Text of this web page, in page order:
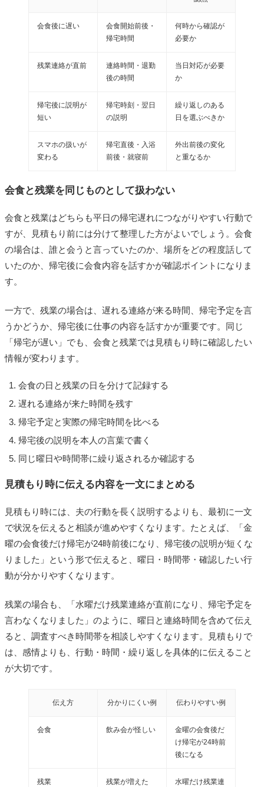
会食後に遅い
会食開始前後・
帰宅時間
何時から確認が
必要か
残業連絡が直前
連絡時間・退勤
後の時間
当日対応が必要
か
帰宅後に説明が
短い
帰宅時刻・翌日
の説明
繰り返しのある
日を選ぶべきか
スマホの扱いが
変わる
帰宅直後・入浴
前後・就寝前
外出前後の変化
と重なるか
会食と残業を同じものとして扱わない
会食と残業はどちらも平日の帰宅遅れにつながりやすい行動で
すが、見積もり前には分けて整理した方がよいでしょう。会食
の場合は、誰と会うと言っていたのか、場所をどの程度話して
いたのか、帰宅後に会食内容を話すかが確認ポイントになりま
す。
一方で、残業の場合は、遅れる連絡が来る時間、帰宅予定を言
うかどうか、帰宅後に仕事の内容を話すかが重要です。同じ
「帰宅が遅い」でも、会食と残業では見積もり時に確認したい
情報が変わります。
会食の日と残業の日を分けて記録する
遅れる連絡が来た時間を残す
帰宅予定と実際の帰宅時間を比べる
帰宅後の説明を本人の言葉で書く
同じ曜日や時間帯に繰り返されるか確認する
見積もり時に伝える内容を一文にまとめる
見積もり時には、夫の行動を長く説明するよりも、最初に一文
で状況を伝えると相談が進めやすくなります。たとえば、「金
曜の会食後だけ帰宅が24時前後になり、帰宅後の説明が短くな
りました」という形で伝えると、曜日・時間帯・確認したい行
動が分かりやすくなります。
残業の場合も、「水曜だけ残業連絡が直前になり、帰宅予定を
言わなくなりました」のように、曜日と連絡時間を含めて伝え
ると、調査すべき時間帯を相談しやすくなります。見積もりで
は、感情よりも、行動・時間・繰り返しを具体的に伝えること
が大切です。
伝え方 分かりにくい例 伝わりやすい例
会食 飲み会が怪しい
金曜の会食後だ
け帰宅が24時前
後になる
残業 残業が増えた
水曜だけ残業連